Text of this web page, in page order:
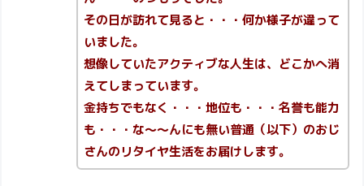
その日が訪れて見ると・・・何か様子が違って
いました。
想像していたアクティブな人生は、どこかへ消
えてしまっています。
金持ちでもなく・・・地位も・・・名誉も能力
も・・・な～～んにも無い普通（以下）のおじ
さんのリタイヤ生活をお届けします。